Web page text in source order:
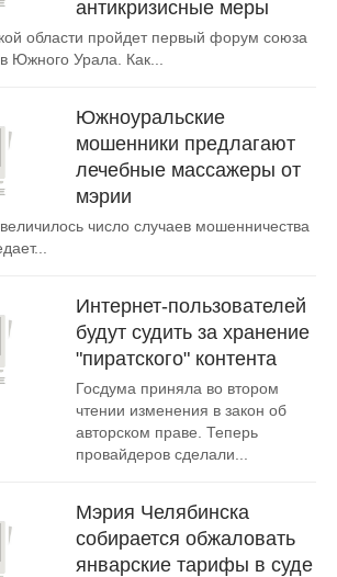
антикризисные меры
области пройдет первый форум союза
Южного Урала. Как...
Южноуральские
мошенники предлагают
лечебные массажеры от
мэрии
число случаев мошенничества
Интернет-пользователей
будут судить за хранение
"пиратского" контента
Госдума приняла во втором
чтении изменения в закон об
авторском праве. Теперь
провайдеров сделали...
Мэрия Челябинска
собирается обжаловать
январские тарифы в суде